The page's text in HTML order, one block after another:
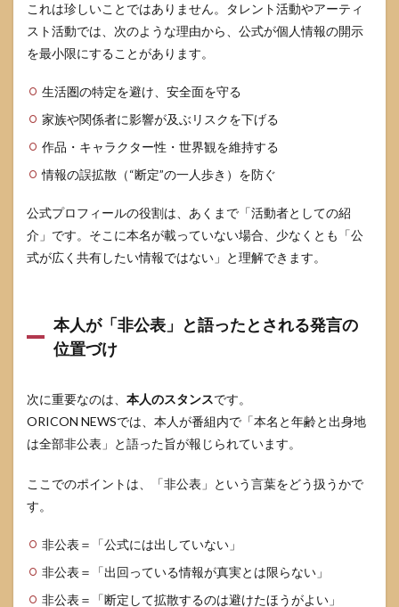
き
4
本名
のプ
ィー
ルで
混同
しや
点を
整理
芸名
ano」
と
「あ
ん」
い
齢・
「非
公
表」
にな
これは珍しいことではありません。タレント活動やアーティ
スト活動では、次のような理由から、公式が個人情報の開示
を最小限にすることがあります。
生活圏の特定を避け、安全面を守る
家族や関係者に影響が及ぶリスクを下げる
作品・キャラクター性・世界観を維持する
情報の誤拡散（“断定”の一人歩き）を防ぐ
公式プロフィールの役割は、あくまで「活動者としての紹
介」です。そこに本名が載っていない場合、少なくとも「公
式が広く共有したい情報ではない」と理解できます。
本人が「非公表」と語ったとされる発言の
位置づけ
次に重要なのは、 本人のスタンスです。
ORICON NEWSでは、本人が番組内で「本名と年齢と出身地
は全部非公表」と語った旨が報じられています。
ここでのポイントは、「非公表」という言葉をどう扱うかで
す。
非公表＝「公式には出していない」
非公表＝「出回っている情報が真実とは限らない」
非公表＝「断定して拡散するのは避けたほうがよい」